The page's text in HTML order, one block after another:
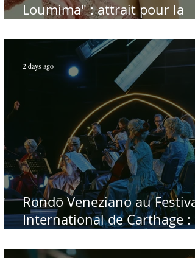
Loumima" : attrait pour la
Rabah Driassa
Rondō Veneziano au Festival
International de Carthage :
2 days ago